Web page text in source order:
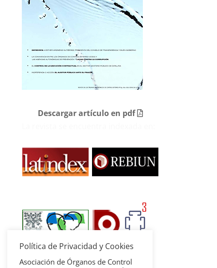
Descargar artículo en pdf
Política de Privacidad y Cookies
Asociación de Órganos de Control